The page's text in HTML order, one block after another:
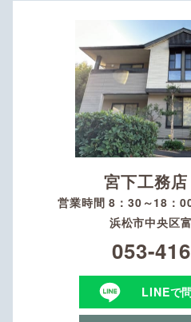
宮下工務
営業時間 8：30～18：
浜松市中央区
053-
LINEで